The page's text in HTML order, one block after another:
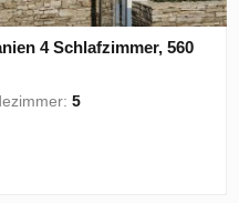
4 Schlafzimmer, 560
5